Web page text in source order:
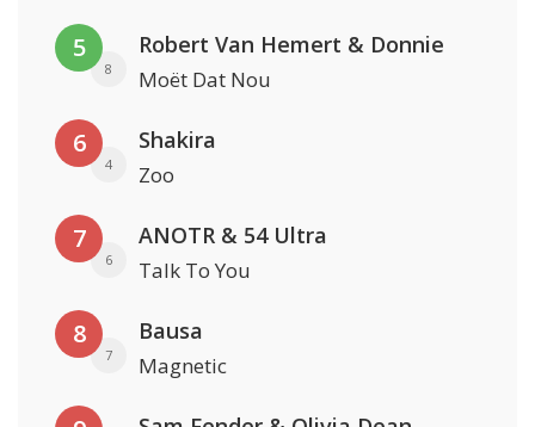
5
8
Robert Van Hemert & Donnie
Moët Dat Nou
6
4
Shakira
Zoo
7
6
ANOTR & 54 Ultra
Talk To You
8
7
Bausa
Magnetic